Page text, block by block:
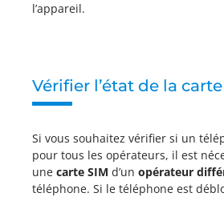
l’appareil.
Vérifier l’état de la carte
Si vous souhaitez vérifier si un
pour tous les opérateurs, il est
une carte SIM d’un opérateur
téléphone. Si le téléphone est